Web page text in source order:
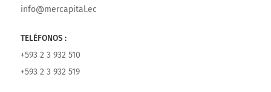
info@mercapital.ec
TELÉFONOS :
+593 2 3 932 510
+593 2 3 932 519